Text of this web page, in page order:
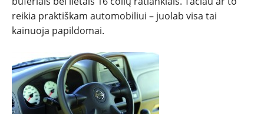
reikia praktiškam automobiliui – juolab visa tai
kainuoja papildomai.